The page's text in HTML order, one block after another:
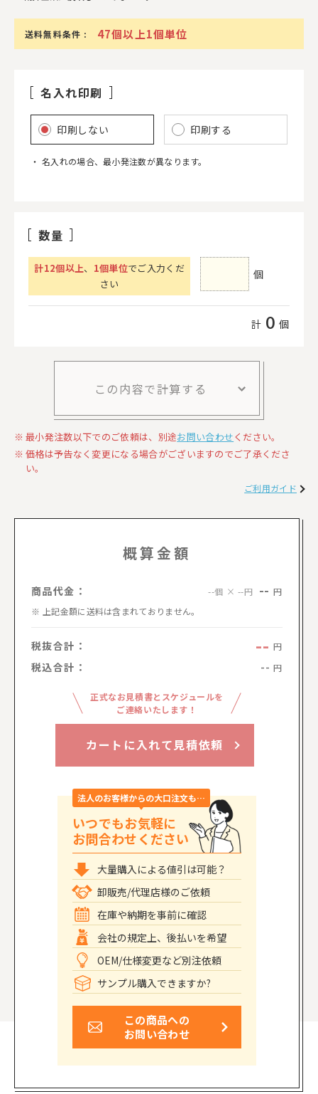
送料無料条件 : 47個以上1個単位
名入れ印刷
印刷しない 印刷する
名入れの場合、最小発注数が異なります。
数量
計12個以上、 1個単位でご入力くだ
さい
個
計 0 個
この内容で計算する
最小発注数以下でのご依頼は、別途お問い合わせください。
価格は予告なく変更になる場合がございますのでご了承くださ
い。
ご利用ガイド
概算金額
商品代金： --個 × --円 -- 円
上記金額に送料は含まれておりません。
税抜合計： -- 円
税込合計： -- 円
正式なお見積書とスケジュールを
ご連絡いたします！
カートに入れて見積依頼
法人のお客様からの大口注文も…
いつでもお気軽に
お問合わせください
大量購入による値引は可能？
卸販売/代理店様のご依頼
在庫や納期を事前に確認
会社の規定上、後払いを希望
OEM/仕様変更など別注依頼
サンプル購入できますか?
この商品への
お問い合わせ